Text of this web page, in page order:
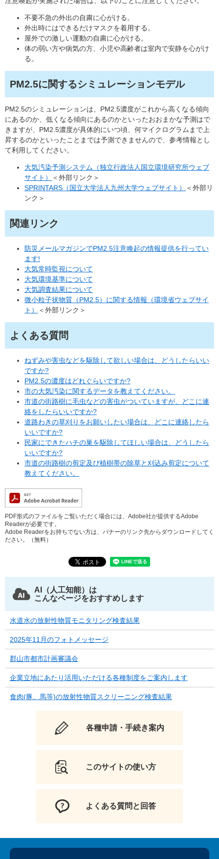
不要不急の外出の自粛に心がける。
外出時にはできるだけマスクを着用する。
屋外での激しい運動の自粛に心がける。
体の弱い方や病気の方、小児や高齢者は室内で安静を心がけ
る。
PM2.5に関するシミュレーションモデル
PM2.5のシミュレーションは、PM2.5濃度がこれから高くなる傾向
にあるのか、低くなる傾向にあるのかといったおおまかな予測はで
きますが、PM2.5濃度が具体的にいつ頃、何マイクログラムまで上
昇するのかといったことまでは予測できませんので、参考情報とし
て利用してください。
大気汚染予測システム（独立行政法人国立環境研究所ウェブ
サイト）
＜外部リンク＞
SPRINTARS（国立大学法人九州大学ウェブサイト）
＜外部リ
ンク＞
関連リンク
防災メールマガジンでPM2.5注意喚起の情報提供を行ってい
ます!
大気常時監視について
大気環境基準について
大気調査結果について
微小粒子状物質（PM2.5）に関する情報（環境省ウェブサイ
ト）
＜外部リンク＞
よくある質問
ねずみや害虫などを駆除して欲しい場合は、どうしたらいい
ですか?
PM2.5の濃度はどれぐらいですか?
市の大気汚染に関するデータを教えてください。
市道の街路樹に毛虫などの害虫がついていますが、どこに連
絡をしたらいいですか?
道路わきの草刈りをお願いしたい場合は、どこに連絡したら
いいですか?
民家にできたハチの巣を駆除してほしい場合は、どうしたら
いいですか?
市道の街路樹の剪定及び植樹帯の除草と刈込み剪定について
教えてください。
PDF形式のファイルをご覧いただく場合には、Adobe社が提供するAdobe
Readerが必要です。
Adobe Readerをお持ちでない方は、バナーのリンク先からダウンロードしてく
ださい。（無料）
AI（人工知能）は
こんなページをおすすめします
水道水の放射性物質モニタリング検査結果
2025年11月のフォトメッセージ
郡山市都市計画審議会
企業立地にあたり活用いただける各種制度をご案内します
食肉(豚、馬等)の放射性物質スクリーニング検査結果
各種申請・手続き案内
このサイトの使い方
よくある質問と回答